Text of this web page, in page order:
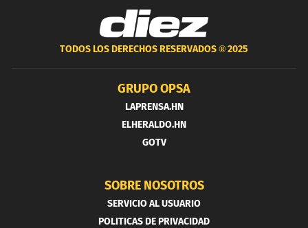
TODOS LOS DERECHOS RESERVADOS ®2025
GRUPO OPSA
LAPRENSA.HN
ELHERALDO.HN
GOTV
SOBRE NOSOTROS
SERVICIO AL USUARIO
POLITICAS DE PRIVACIDAD